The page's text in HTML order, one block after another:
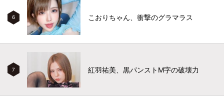
6 こおりちゃん、衝撃のグラマラス
7 紅羽祐美、黒パンストM字の破壊力